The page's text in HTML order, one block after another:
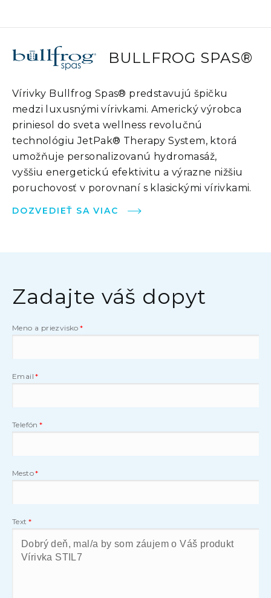
BULLFROG SPAS®
Vírivky Bullfrog Spas® predstavujú špičku
medzi luxusnými vírivkami. Americký výrobca
priniesol do sveta wellness revolučnú
technológiu JetPak® Therapy System, ktorá
umožňuje personalizovanú hydromasáž,
vyššiu energetickú efektivitu a výrazne nižšiu
poruchovosť v porovnaní s klasickými vírivkami.
DOZVEDIEŤ SA VIAC
Zadajte váš dopyt
Meno a priezvisko
Email
Telefón
Mesto
Text